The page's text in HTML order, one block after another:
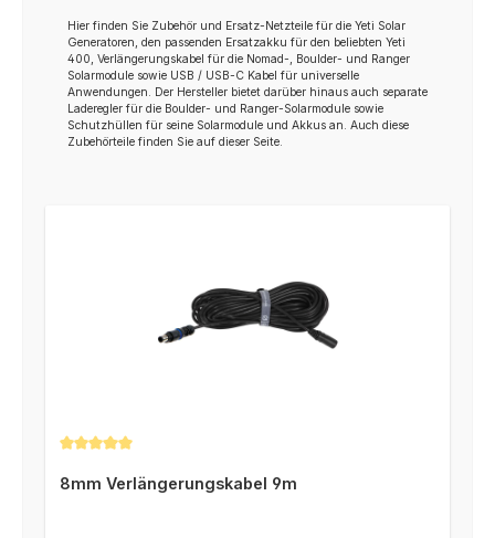
Hier finden Sie Zubehör und Ersatz-Netzteile für die Yeti Solar
Generatoren, den passenden Ersatzakku für den beliebten Yeti
400, Verlängerungskabel für die Nomad-, Boulder- und Ranger
Solarmodule sowie USB / USB-C Kabel für universelle
Anwendungen. Der Hersteller bietet darüber hinaus auch separate
Laderegler für die Boulder- und Ranger-Solarmodule sowie
Schutzhüllen für seine Solarmodule und Akkus an. Auch diese
Zubehörteile finden Sie auf dieser Seite.
8mm Verlängerungskabel 9m